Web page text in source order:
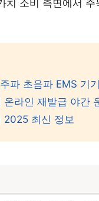
치 소비 측면에서
파 초음파 EMS 기
라인 재발급 야간
2025 최신 정보